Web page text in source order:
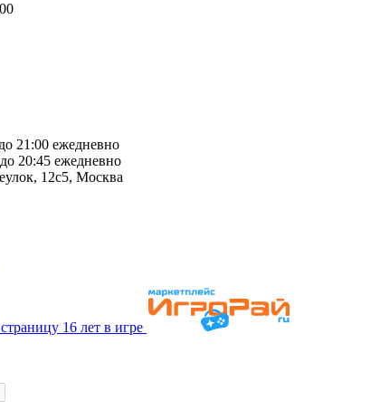
21:00 ежедневно
20:45 ежедневно
12с5, Москва
16 лет в игре